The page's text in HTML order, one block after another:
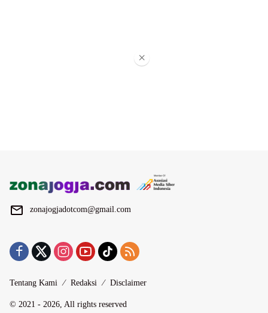
zonajogjadotcom@gmail.com
Tentang Kami Redaksi Disclaimer
© 2021 - 2026, All rights reserved
×